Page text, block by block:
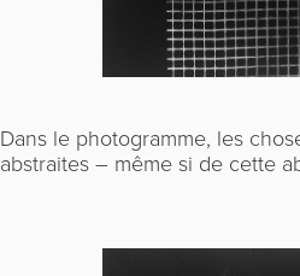
Dans le photogramme, les
abstraites – même si de cette